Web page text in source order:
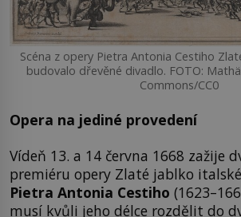
Scéna z opery Pietra Antonia Cestiho
budovalo dřevěné divadlo. FOTO:
Commons/CC0
Opera na jediné provedení
Vídeň 13. a 14 června 1668 zažije
premiéru opery Zlaté jablko
Pietra Antonia Cestiho
musí kvůli jeho délce rozdělit do